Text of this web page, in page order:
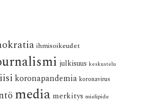
ihmisoikeudet
julkisuus keskustelu
koronapandemia koronavirus
media merkitys mielipide